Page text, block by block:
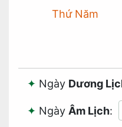
Thứ Năm
Ngày Dương
Ngày Âm Lịch: